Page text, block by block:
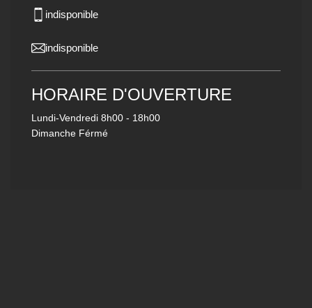
indisponible
indisponible
HORAIRE D'OUVERTURE
Lundi-Vendredi 8h00 - 18h00
Dimanche Férmé